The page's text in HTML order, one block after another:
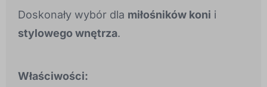
Doskonały wybór dla miłośników koni i
stylowego wnętrza.
Właściwości: